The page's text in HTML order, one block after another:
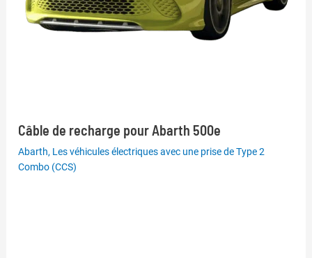
Câble de recharge pour Abarth 500e
Abarth, Les véhicules électriques avec une prise de Type 2
Combo (CCS)